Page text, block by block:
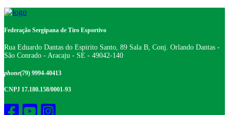
Federação Sergipana de Tiro Esportivo
Rua Eduardo Dantas do Espirito Santo, 89 Sala B, Conj. Orlando Dantas -
São Conrado - Aracaju - SE - 49042-140
phone(79) 9994-40413
CNPJ 17.180.158/0001-93